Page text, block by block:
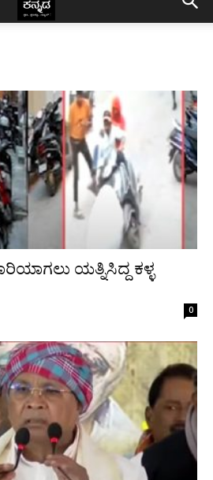
ಯತ್ನಿಸಿದ್ದ ಕಳ್ಳ
0